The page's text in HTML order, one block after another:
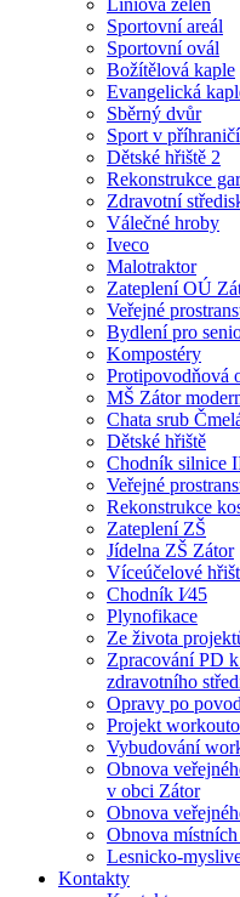
Liniová zeleň
Sportovní areál
Sportovní ovál
Božítělová kaple
Evangelická
Sběrný dvůr
Sport v příhraničí
Dětské hřiště 2
Rekonstrukce
Zdravotní
Válečné hroby
Iveco
Malotraktor
Zateplení OÚ
Veřejné
Bydlení pro
Kompostéry
Protipovodňová
MŠ Zátor
Chata srub
Dětské hřiště
Chodník silnice
Veřejné
Rekonstrukce
Zateplení ZŠ
Jídelna ZŠ Zátor
Víceúčelové
Chodník I⁄45
Plynofikace
Ze života
Zpracování PD
zdravotního
Opravy po
Projekt
Vybudování
Obnova
v obci Zátor
Obnova
Obnova
Lesnicko-
Kontakty